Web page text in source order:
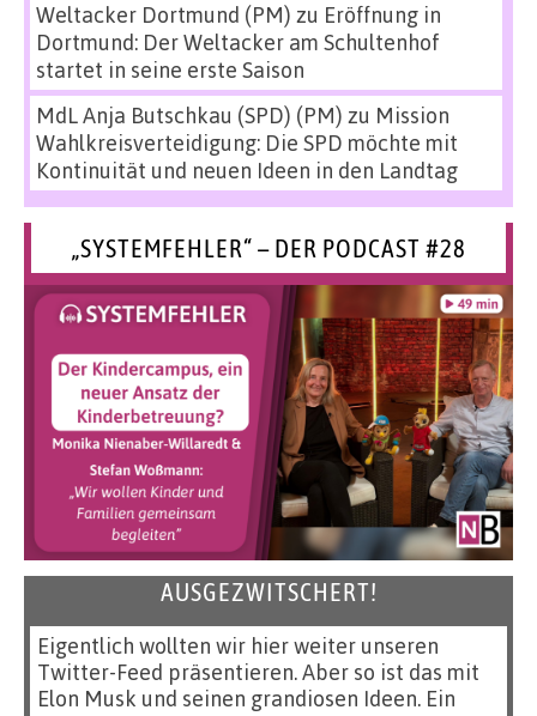
Weltacker Dortmund (PM) zu Eröffnung in
Dortmund: Der Weltacker am Schultenhof
startet in seine erste Saison
MdL Anja Butschkau (SPD) (PM) zu Mission
Wahlkreisverteidigung: Die SPD möchte mit
Kontinuität und neuen Ideen in den Landtag
„SYSTEMFEHLER“ – DER PODCAST #28
AUSGEZWITSCHERT!
Eigentlich wollten wir hier weiter unseren
Twitter-Feed präsentieren. Aber so ist das mit
Elon Musk und seinen grandiosen Ideen. Ein